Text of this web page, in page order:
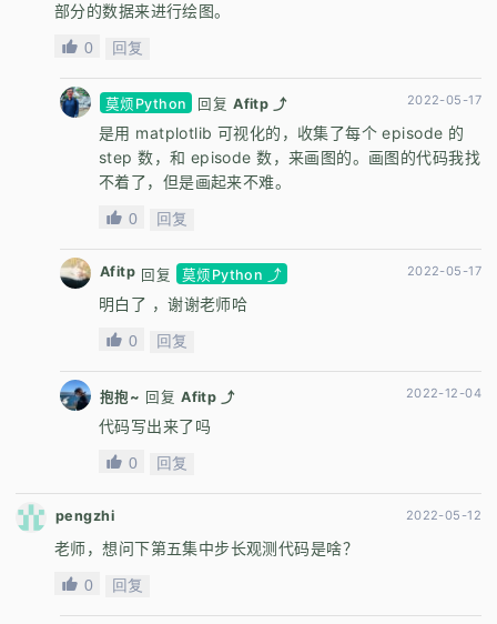
部分的数据来进行绘图。
0 回复
莫烦Python 回复 Afitp ⤴ 2022-05-17
是用 matplotlib 可视化的，收集了每个 episode 的
step 数，和 episode 数，来画图的。画图的代码我找
不着了，但是画起来不难。
0 回复
Afitp 回复 莫烦Python ⤴ 2022-05-17
明白了 ，谢谢老师哈
0 回复
抱抱~ 回复 Afitp ⤴ 2022-12-04
代码写出来了吗
0 回复
pengzhi 2022-05-12
老师，想问下第五集中步长观测代码是啥？
0 回复